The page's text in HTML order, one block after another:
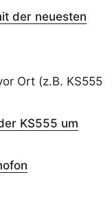
der neuesten
Ort (z.B. KS555
KS555 um